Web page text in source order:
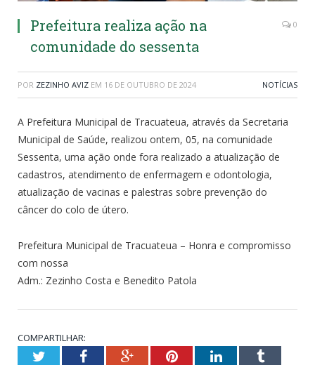
Prefeitura realiza ação na
comunidade do sessenta
0
POR ZEZINHO AVIZ EM 16 DE OUTUBRO DE 2024 NOTÍCIAS
A Prefeitura Municipal de Tracuateua, através da Secretaria
Municipal de Saúde, realizou ontem, 05, na comunidade
Sessenta, uma ação onde fora realizado a atualização de
cadastros, atendimento de enfermagem e odontologia,
atualização de vacinas e palestras sobre prevenção do
câncer do colo de útero.
Prefeitura Municipal de Tracuateua – Honra e compromisso
com nossa
Adm.: Zezinho Costa e Benedito Patola
COMPARTILHAR:
TwitterFacebookGoogle+PinterestLinkedInTumblr